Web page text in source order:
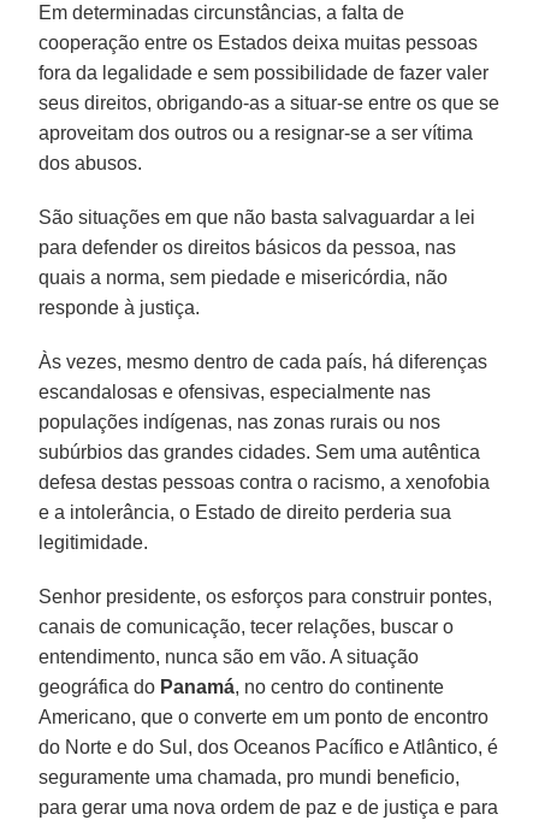
Em determinadas circunstâncias, a falta de
cooperação entre os Estados deixa muitas pessoas
fora da legalidade e sem possibilidade de fazer valer
seus direitos, obrigando-as a situar-se entre os que se
aproveitam dos outros ou a resignar-se a ser vítima
dos abusos.
São situações em que não basta salvaguardar a lei
para defender os direitos básicos da pessoa, nas
quais a norma, sem piedade e misericórdia, não
responde à justiça.
Às vezes, mesmo dentro de cada país, há diferenças
escandalosas e ofensivas, especialmente nas
populações indígenas, nas zonas rurais ou nos
subúrbios das grandes cidades. Sem uma autêntica
defesa destas pessoas contra o racismo, a xenofobia
e a intolerância, o Estado de direito perderia sua
legitimidade.
Senhor presidente, os esforços para construir pontes,
canais de comunicação, tecer relações, buscar o
entendimento, nunca são em vão. A situação
geográfica do Panamá, no centro do continente
Americano, que o converte em um ponto de encontro
do Norte e do Sul, dos Oceanos Pacífico e Atlântico, é
seguramente uma chamada, pro mundi beneficio,
para gerar uma nova ordem de paz e de justiça e para